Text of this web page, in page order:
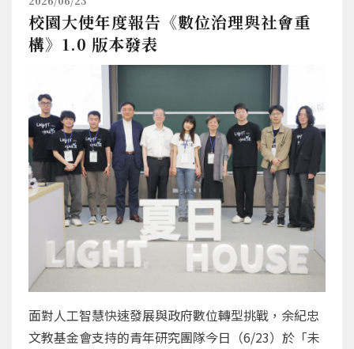
校園大使年度報告《數位治理與社會重
構》1.0 版本發表
面對人工智慧快速發展與政府數位轉型挑戰，余紀忠
文教基金會支持的青年研究團隊今日（6/23）於「未